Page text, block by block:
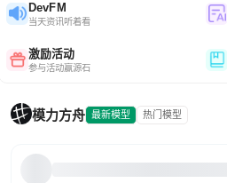
DevFM
当天资讯听着看
激励活动
参与活动赢源石
模力方舟 最新模型 热门模型